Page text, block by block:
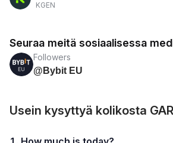
KGEN
Seuraa meitä sosiaalisessa
Followers
@Bybit EU
Usein kysyttyä kolikosta